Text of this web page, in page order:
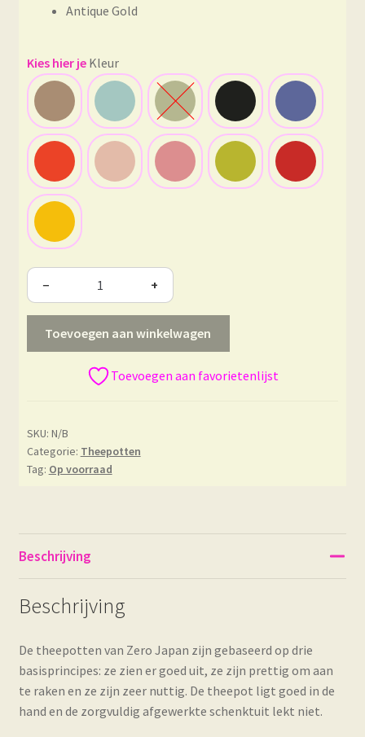
Antique Gold
Kleur
− +
Toevoegen aan winkelwagen
Toevoegen aan favorietenlijst
SKU: N/B
Categorie: Theepotten
Tag: Op voorraad
Beschrijving
Beschrijving
De theepotten van Zero Japan zijn gebaseerd op drie
basisprincipes: ze zien er goed uit, ze zijn prettig om aan
te raken en ze zijn zeer nuttig. De theepot ligt goed in de
hand en de zorgvuldig afgewerkte schenktuit lekt niet.